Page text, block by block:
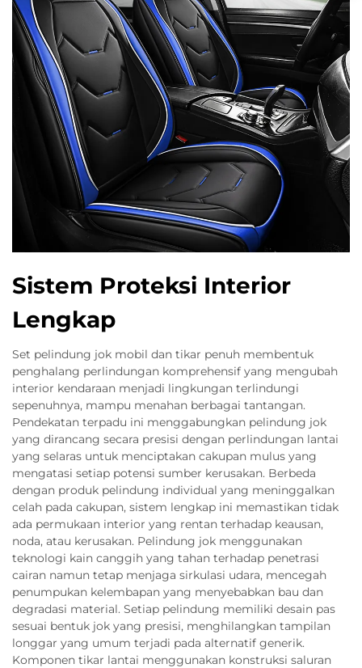
Sistem Proteksi Interior
Lengkap
Set pelindung jok mobil dan tikar penuh membentuk
penghalang perlindungan komprehensif yang mengubah
interior kendaraan menjadi lingkungan terlindungi
sepenuhnya, mampu menahan berbagai tantangan.
Pendekatan terpadu ini menggabungkan pelindung jok
yang dirancang secara presisi dengan perlindungan lantai
yang selaras untuk menciptakan cakupan mulus yang
mengatasi setiap potensi sumber kerusakan. Berbeda
dengan produk pelindung individual yang meninggalkan
celah pada cakupan, sistem lengkap ini memastikan tidak
ada permukaan interior yang rentan terhadap keausan,
noda, atau kerusakan. Pelindung jok menggunakan
teknologi kain canggih yang tahan terhadap penetrasi
cairan namun tetap menjaga sirkulasi udara, mencegah
penumpukan kelembapan yang menyebabkan bau dan
degradasi material. Setiap pelindung memiliki desain pas
sesuai bentuk jok yang presisi, menghilangkan tampilan
longgar yang umum terjadi pada alternatif generik.
Komponen tikar lantai menggunakan konstruksi saluran